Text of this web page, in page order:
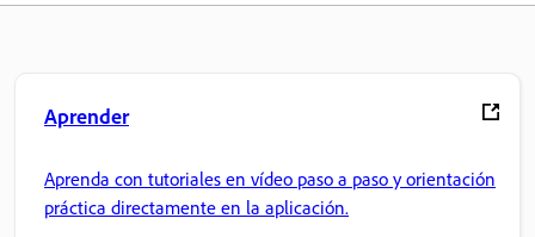
Aprender
Aprenda con tutoriales en vídeo paso a paso y orientación
práctica directamente en la aplicación.